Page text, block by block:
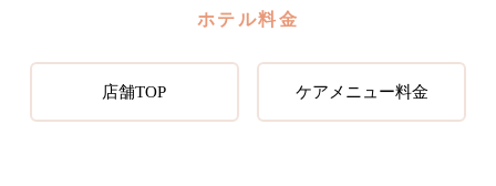
ホテル料金
店舗TOP ケアメニュー料金